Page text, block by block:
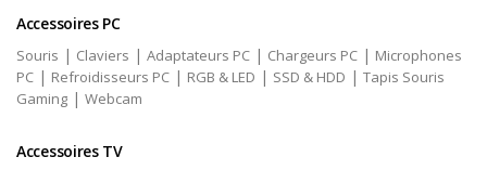
Accessoires PC
Souris | Claviers | Adaptateurs PC | Chargeurs PC | Microphones
PC | Refroidisseurs PC | RGB & LED | SSD & HDD | Tapis Souris
Gaming | Webcam
Accessoires TV